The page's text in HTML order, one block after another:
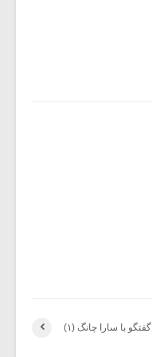
گفتگو با سارا چانگ (۱)